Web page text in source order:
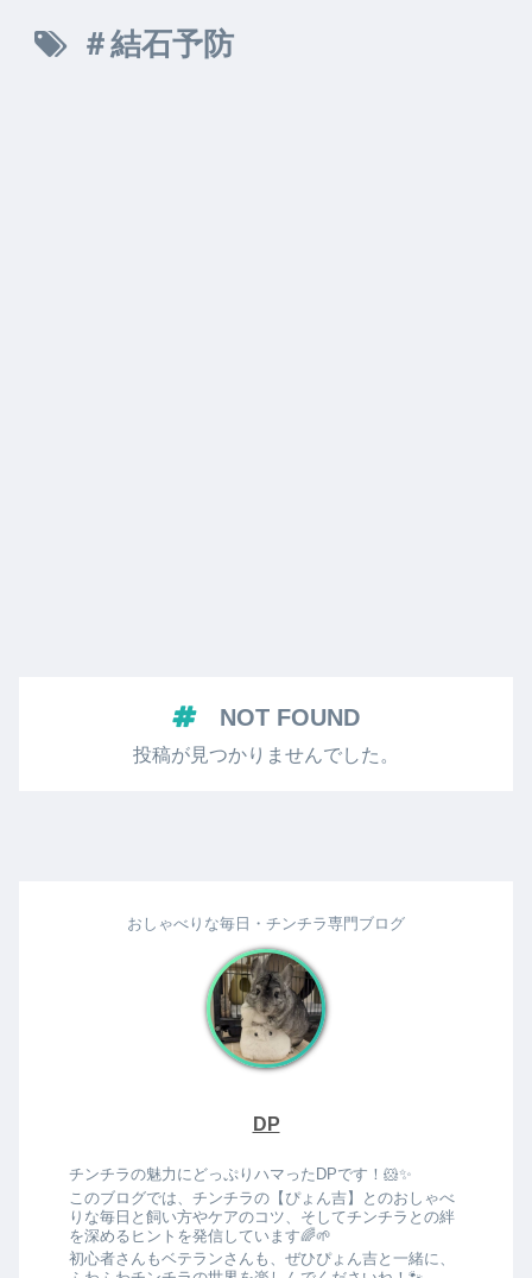
＃結石予防
NOT FOUND
投稿が見つかりませんでした。
おしゃべりな毎日・チンチラ専門ブログ
DP
チンチラの魅力にどっぷりハマったDPです！🐹✨
このブログでは、チンチラの【ぴょん吉】とのおしゃべ
りな毎日と飼い方やケアのコツ、そしてチンチラとの絆
を深めるヒントを発信しています🌈🌱
初心者さんもベテランさんも、ぜひぴょん吉と一緒に、